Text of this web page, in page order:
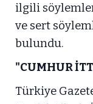
ilgili
ve sert
bulundu.
"CUMHUR
Türkiye